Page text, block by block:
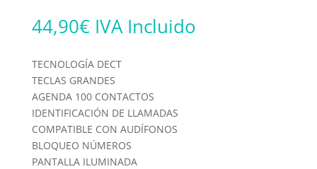
44,90€ IVA Incluido
TECNOLOGÍA DECT
TECLAS GRANDES
AGENDA 100 CONTACTOS
IDENTIFICACIÓN DE LLAMADAS
COMPATIBLE CON AUDÍFONOS
BLOQUEO NÚMEROS
PANTALLA ILUMINADA